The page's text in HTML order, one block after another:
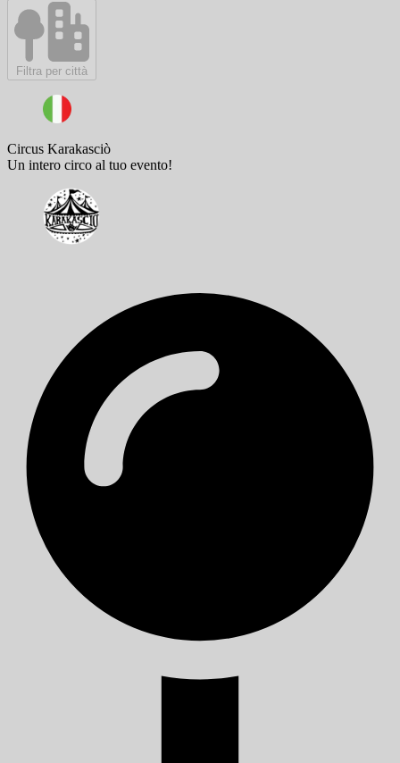
Filtra per città
Circus Karakasciò
Un intero circo al tuo evento!